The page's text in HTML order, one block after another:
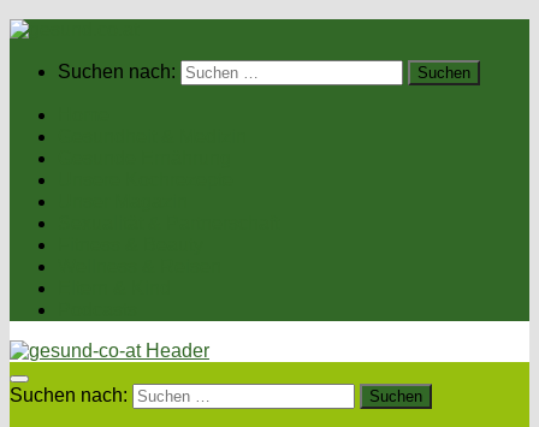
Suchen nach:
Suchen nach: